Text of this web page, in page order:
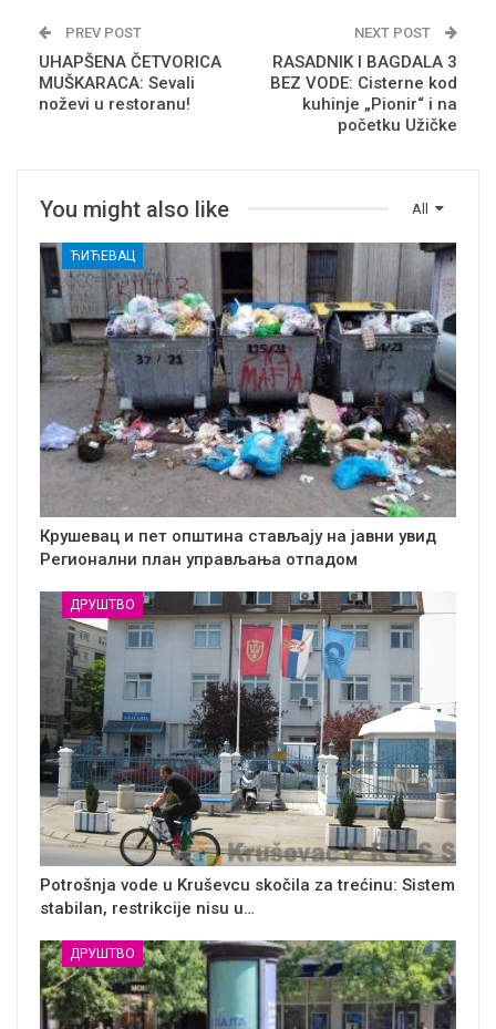
PREV POST
UHAPŠENA ČETVORICA
MUŠKARACA: Sevali
noževi u restoranu!
NEXT POST
RASADNIK I BAGDALA 3
BEZ VODE: Cisterne kod
kuhinje „Pionir“ i na
početku Užičke
All
You might also like
ЋИЋЕВАЦ
Крушевац и пет општина стављају на јавни увид
Регионални план управљања отпадом
ДРУШТВО
Potrošnja vode u Kruševcu skočila za trećinu: Sistem
stabilan, restrikcije nisu u…
ДРУШТВО